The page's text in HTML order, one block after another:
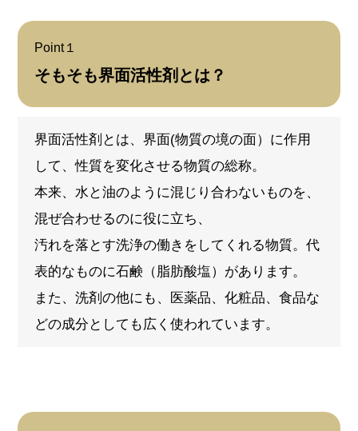
Point１
そもそも界面活性剤とは？
界面活性剤とは、界面(物質の境の面）に作用
して、性質を変化させる物質の総称。
本来、水と油のように混じり合わないものを、
混ぜ合わせるのに役に立ち、
汚れを落とす洗浄の働きをしてくれる物質。代
表的なものに石鹸（脂肪酸塩）があります。
また、洗剤の他にも、医薬品、化粧品、食品な
どの成分としても広く使われています。